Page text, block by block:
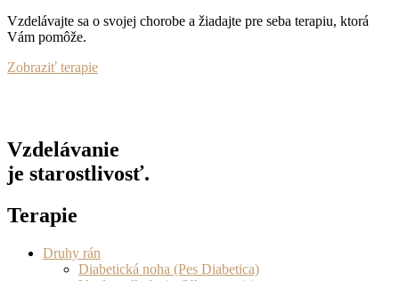
Vzdelávajte sa o svojej chorobe a žiadajte pre seba terapiu, ktorá
Vám pomôže.
Zobraziť terapie
Vzdelávanie
je starostlivosť.
Terapie
Druhy rán
Diabetická noha (Pes Diabetica)